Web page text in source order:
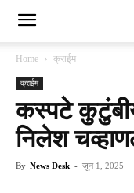
Home क्राईम
क्राईम
कस्पटे
निलेश
By News Desk - जून 1, 2025